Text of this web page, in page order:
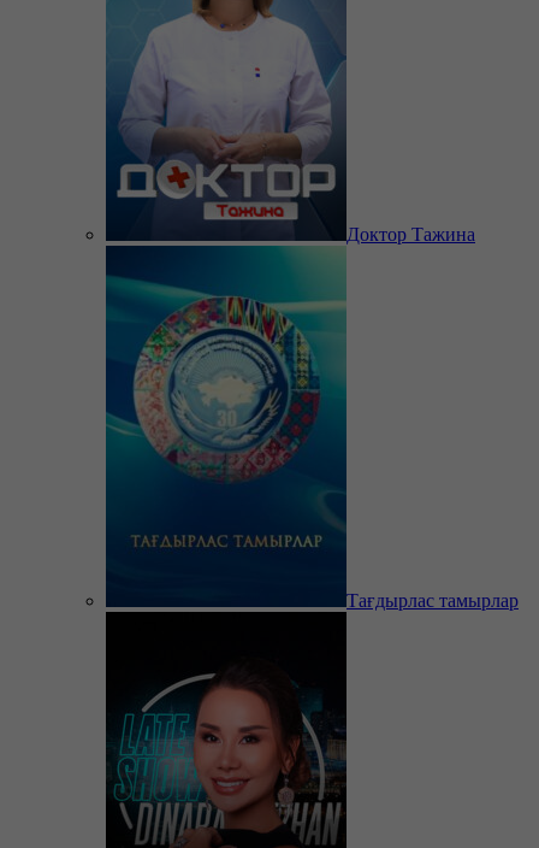
Доктор Тажина
Тағдырлас тамырлар